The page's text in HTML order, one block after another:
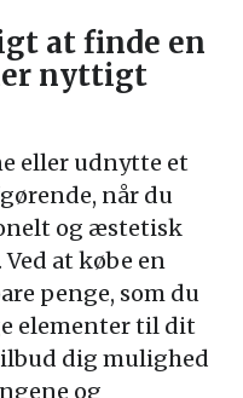
at finde en
nyttigt
eller udnytte et
når du
og æstetisk
at købe en
penge, som du
elementer til dit
dig mulighed
og